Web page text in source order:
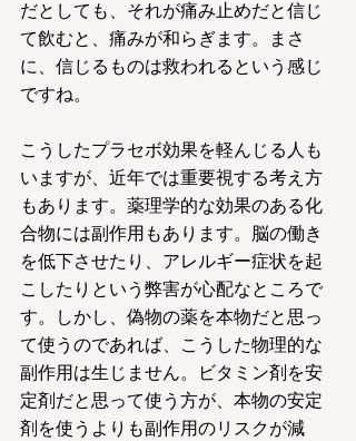
だとしても、それが痛み止めだと信じ
て飲むと、痛みが和らぎます。まさ
に、信じるものは救われるという感じ
ですね。
こうしたプラセボ効果を軽んじる人も
いますが、近年では重要視する考え方
もあります。薬理学的な効果のある化
合物には副作用もあります。脳の働き
を低下させたり、アレルギー症状を起
こしたりという弊害が心配なところで
す。しかし、偽物の薬を本物だと思っ
て使うのであれば、こうした物理的な
副作用は生じません。ビタミン剤を安
定剤だと思って使う方が、本物の安定
剤を使うよりも副作用のリスクが減